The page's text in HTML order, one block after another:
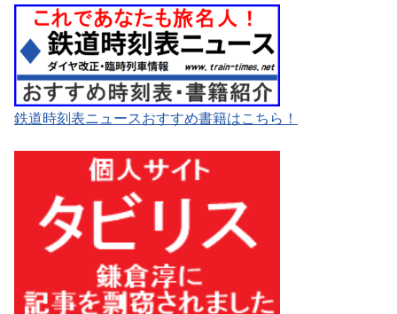
鉄道時刻表ニュースおすすめ書籍はこちら！